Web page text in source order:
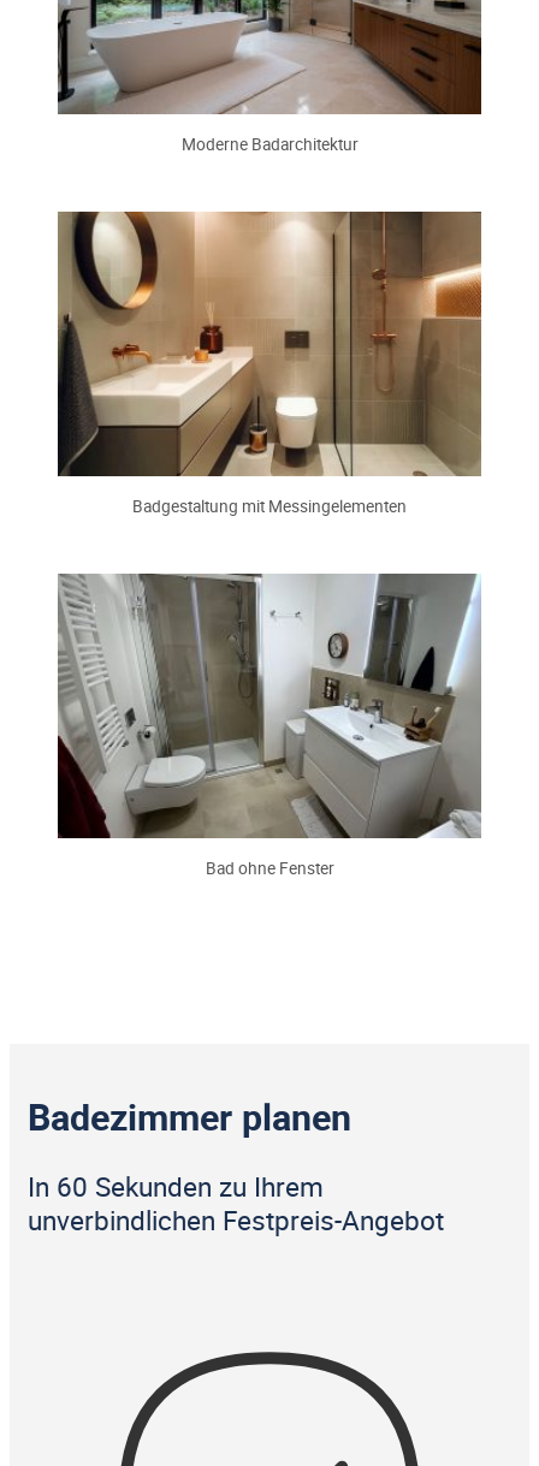
Moderne Badarchitektur
Badgestaltung mit Messingelementen
Bad ohne Fenster
Badezimmer planen
In 60 Sekunden zu Ihrem
unverbindlichen Festpreis-Angebot